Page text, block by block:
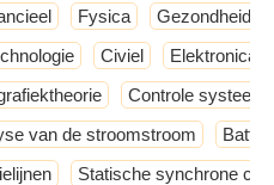
Fysica Gezondheid
Civiel Elektronica
Controle systeem
van de stroomstroom
Statische synchrone